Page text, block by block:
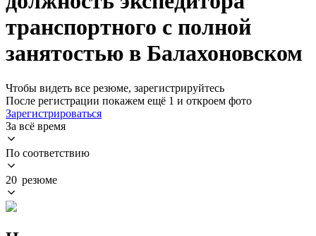
транспортного с полной
занятостью в Балахоновском
Чтобы видеть все резюме, зарегистрируйтесь
После регистрации покажем ещё 1 и откроем фото
Зарегистрироваться
За всё время
По соответствию
20 резюме